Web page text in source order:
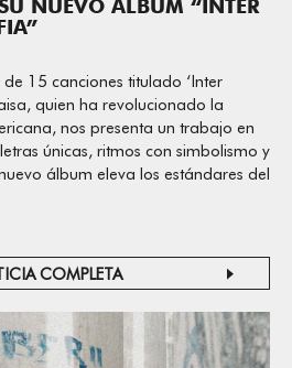
NUEVO ÁLBUM “INTER
15 canciones titulado ‘Inter
quien ha revolucionado la
nos presenta un trabajo en
únicas, ritmos con simbolismo y
álbum eleva los estándares del
COMPLETA